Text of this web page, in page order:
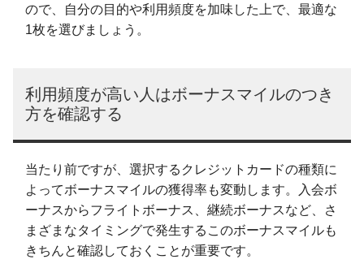
ので、自分の目的や利用頻度を加味した上で、最適な
1枚を選びましょう。
利用頻度が高い人はボーナスマイルのつき
方を確認する
当たり前ですが、選択するクレジットカードの種類に
よってボーナスマイルの獲得率も変動します。入会ボ
ーナスからフライトボーナス、継続ボーナスなど、さ
まざまなタイミングで発生するこのボーナスマイルも
きちんと確認しておくことが重要です。